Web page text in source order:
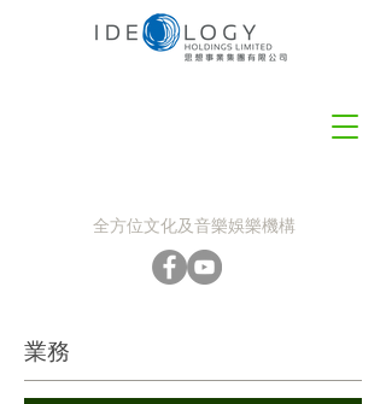
全方位文化及音樂娛樂機構
業務